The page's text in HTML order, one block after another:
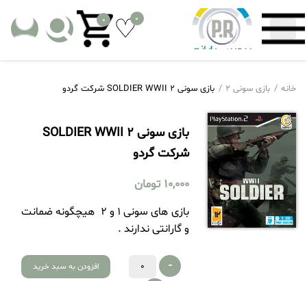
0
0
خانه بازی سونی 2 بازی سونی 2 SOLDIER WWII شرکت گردو
بازی سونی 2 SOLDIER WWII
شرکت گردو
10,000 تومان
بازی های سونی 1 و 2 هیچگونه ضمانت
و گارانتی ندارند .
-
افزودن به سبد خرید